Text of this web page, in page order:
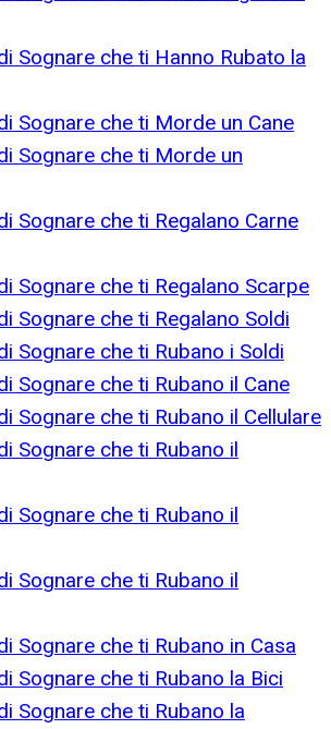
Sognare che ti Hanno Rubato la
Sognare che ti Morde un Cane
Sognare che ti Morde un
Sognare che ti Regalano Carne
Sognare che ti Regalano Scarpe
Sognare che ti Regalano Soldi
Sognare che ti Rubano i Soldi
Sognare che ti Rubano il Cane
Sognare che ti Rubano il Cellulare
Sognare che ti Rubano il
Sognare che ti Rubano il
Sognare che ti Rubano il
Sognare che ti Rubano in Casa
Sognare che ti Rubano la Bici
Sognare che ti Rubano la